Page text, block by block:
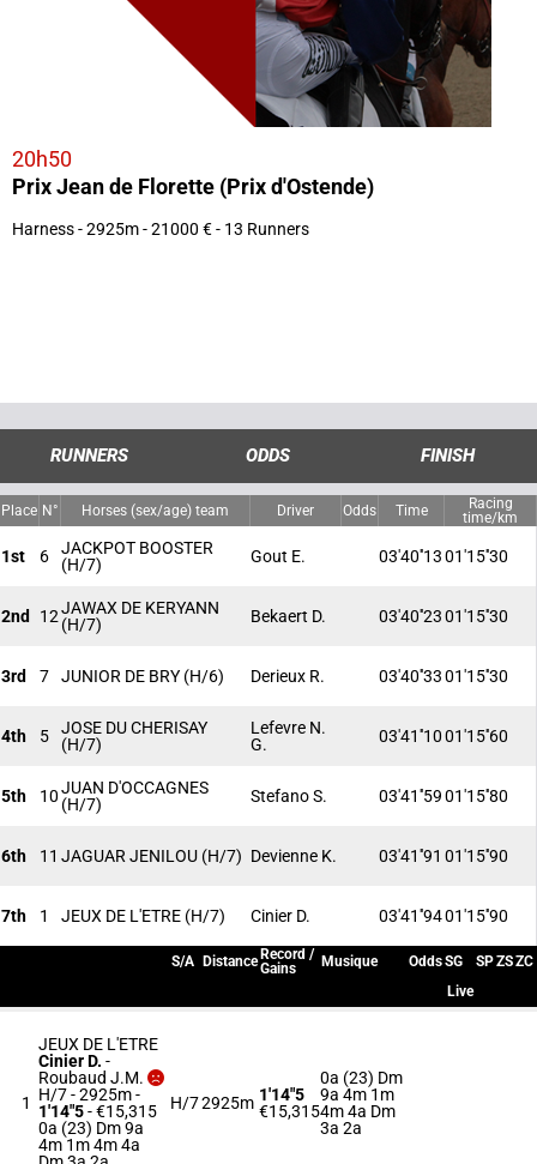
20h50
Prix Jean de Florette (Prix d'Ostende)
Harness - 2925m - 21000 € - 13 Runners
RUNNERS ODDS FINISH
Place N° Horses (sex/age) team Driver Odds Time
Racing
time/km
1st 6
JACKPOT BOOSTER
(H/7)
Gout E. 03'40''1301'15''30
2nd 12JAWAX DE KERYANN
(H/7)
Bekaert D. 03'40''2301'15''30
3rd 7 JUNIOR DE BRY (H/6) Derieux R. 03'40''3301'15''30
4th 5
JOSE DU CHERISAY
(H/7)
Lefevre N.
G.
03'41''1001'15''60
5th 10JUAN D'OCCAGNES
(H/7)
Stefano S. 03'41''5901'15''80
6th 11 JAGUAR JENILOU (H/7) Devienne K. 03'41''91 01'15''90
7th 1 JEUX DE L'ETRE (H/7) Cinier D. 03'41''9401'15''90
S/A Distance Record /
Gains
Musique OddsSG SPZSZC
Live
1
JEUX DE L'ETRE
Cinier D. -
Roubaud J.M.
H/7 - 2925m-
1'14"5- €15,315
0a (23) Dm 9a
4m 1m 4m 4a
H/72925m 1'14"5
€15,315
0a (23) Dm
9a 4m 1m
4m 4a Dm
3a 2a